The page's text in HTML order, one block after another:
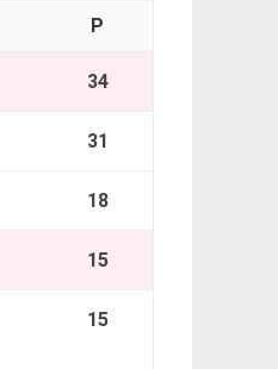
P
34
31
18
15
15